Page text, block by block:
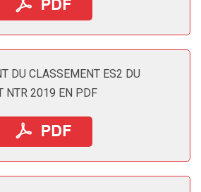
DU CLASSEMENT ES2 DU
NTR 2019 EN PDF